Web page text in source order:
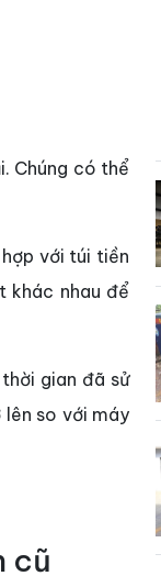
Chúng có thể
với túi tiền
khác nhau để
gian đã sử
so với máy
cũ